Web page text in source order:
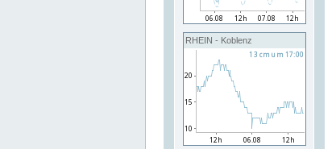
RHEIN - Koblenz